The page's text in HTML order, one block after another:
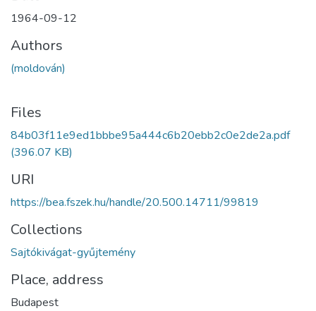
1964-09-12
Authors
(moldován)
Files
84b03f11e9ed1bbbe95a444c6b20ebb2c0e2de2a.pdf
(396.07 KB)
URI
https://bea.fszek.hu/handle/20.500.14711/99819
Collections
Sajtókivágat-gyűjtemény
Place, address
Budapest